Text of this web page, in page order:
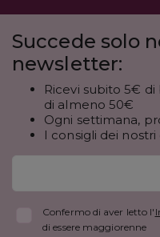
Succede solo
newsletter:
Ricevi subito 5€
di almeno 50€
Ogni settimana,
I consigli dei
Confermo di aver letto l'
di essere maggiorenne